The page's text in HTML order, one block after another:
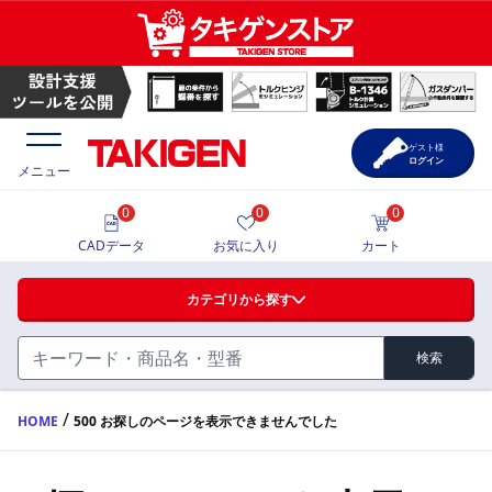
ハンドル・取手・つまみ・周辺機器
FA・A
蝶番・ステー・周辺機器
価格一覧
製品カタログ
メニュー
カテゴリから探す
検索
0
CADデータ
0
お気に入り
0
カート
ゲスト様
ログイン
HOME / 500 お探しのページを表示できませんでした